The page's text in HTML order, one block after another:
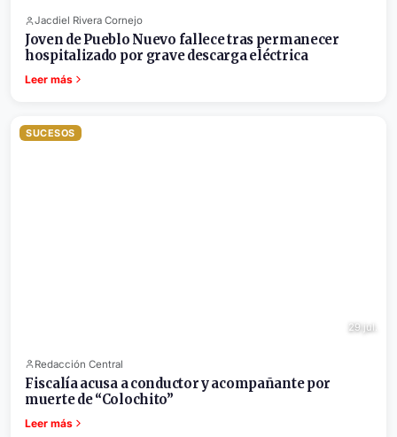
Jacdiel Rivera Cornejo
Joven de Pueblo Nuevo fallece tras permanecer
hospitalizado por grave descarga eléctrica
Leer más
SUCESOS
29 jul.
Redacción Central
Fiscalía acusa a conductor y acompañante por
muerte de “Colochito”
Leer más